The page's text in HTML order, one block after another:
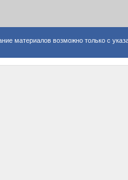
материалов возможно только с